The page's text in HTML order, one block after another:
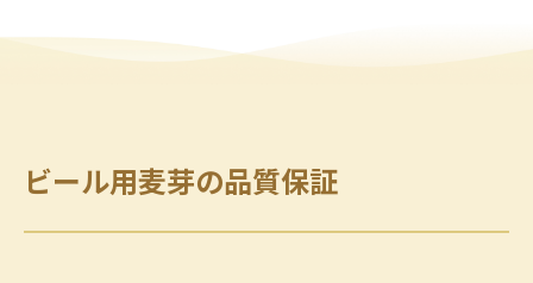
ビール用麦芽の品質保証